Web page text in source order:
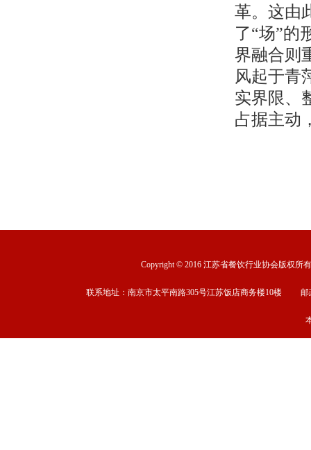
革。这由
了“场”的
界融合则
风起于青
实界限、
占据主动
Copyright © 2016 江苏省餐饮行业协会版
联系地址：南京市太平南路305号江苏饭店商务楼10楼